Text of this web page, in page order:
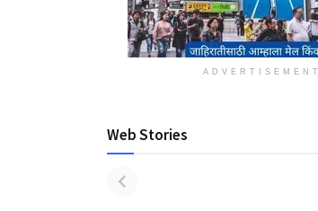
ADVERTISEMENT
Web Stories